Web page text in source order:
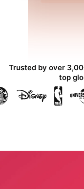
Trusted by over
top